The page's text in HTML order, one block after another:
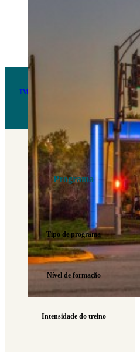
IMG FLORIDA. CAMPO DE
O acampamento de futebol da IMG
Programa
Tipo de programa
Nível de formação
Intensidade do treino